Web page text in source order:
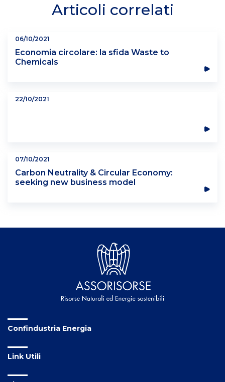
Articoli correlati
Economia circolare: la sfida Waste to
Chemicals
06/10/2021
22/10/2021
Carbon Neutrality & Circular Economy:
seeking new business model
07/10/2021
Confindustria Energia
Link Utili